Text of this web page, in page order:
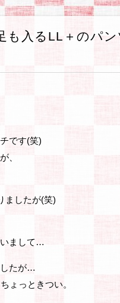
も入るLL＋のパ
です(笑)
、
ましたが(笑)
まして…
したが…
ょっときつい。